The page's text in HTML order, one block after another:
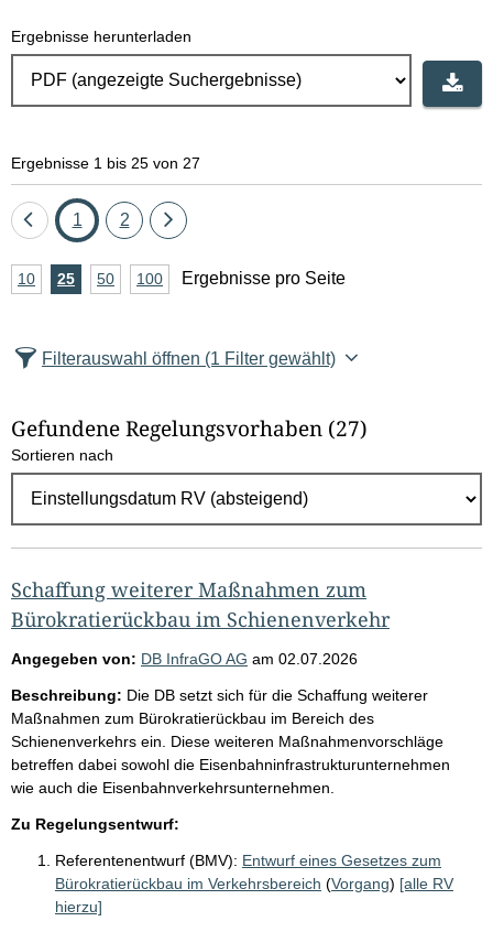
Ergebnisse herunterladen
Ergebnisse 1 bis 25 von 27
Eine
zurück
Seite
1 Seite
2
Eine
vor
A
z
l
E
g
e
b
n
i
s
e
p
r
o
10Ergebnisse
25Ergebnisse
50Ergebnisse
100Ergebnisse
Ergebnisse pro Seite
Filterauswahl öffnen (1 Filter gewählt)
Gefundene Regelungsvorhaben (27)
Sortieren nach
Schaffung weiterer Maßnahmen zum
Bürokratierückbau im Schienenverkehr
Angegeben von: DB InfraGO AG am 02.07.2026
Beschreibung: Die DB setzt sich für die Schaffung weiterer
Maßnahmen zum Bürokratierückbau im Bereich des
Schienenverkehrs ein. Diese weiteren Maßnahmenvorschläge
betreffen dabei sowohl die Eisenbahninfrastrukturunternehmen
wie auch die Eisenbahnverkehrsunternehmen.
Zu Regelungsentwurf:
Referentenentwurf (BMV): Entwurf eines Gesetzes zum
Bürokratierückbau im Verkehrsbereich (Vorgang) [alle RV
hierzu]